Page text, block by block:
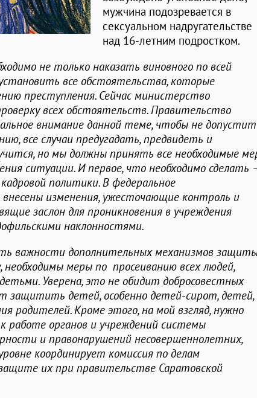
мужчина подозревается в
сексуальном надругательстве
над 16-летним подростком.
не только наказать виновного по всей
все обстоятельства, которые
преступления. Сейчас министерство
всех обстоятельств. Правительство
внимание данной теме, чтобы не
все случаи предугадать, предвидеть и
но мы должны принять все необходимые
ситуации. И первое, что необходимо сделать
политики. В федеральное
изменения, ужесточающие контроль и
заслон для проникновения в учреждения
наклонностями.
важности дополнительных механизмов
меры по просеиванию всех людей,
Уверена, это не обидит добросовестных
защитить детей, особенно детей-сирот, детей,
родителей. Кроме этого, на мой взгляд, нужно
работе органов и учреждений системы
и правонарушений несовершеннолетних,
координирует комиссия по делам
их при правительстве Саратовской